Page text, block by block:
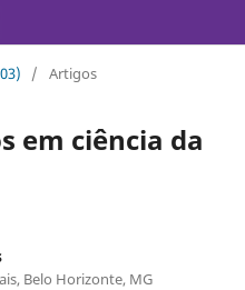
/ Artigos
em ciência da
Belo Horizonte, MG